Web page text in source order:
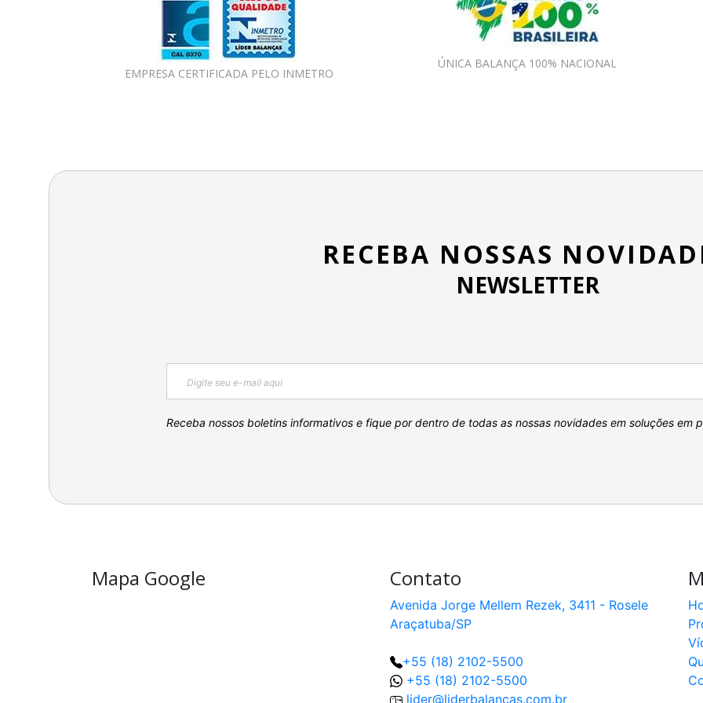
EMPRESA CERTIFICADA PELO INMETRO
ÚNICA BALANÇA 100% NACIONAL
RECEBA NOSSAS
NEWSLETTER
Receba nossos boletins informativos e fique por dentro de todas as nossas novidades em soluções em
Mapa Google Contato
Avenida Jorge Mellem Rezek, 3411 - Rosele
Araçatuba/SP
+55 (18) 2102-5500
+55 (18) 2102-5500
lider@liderbalancas.com.br